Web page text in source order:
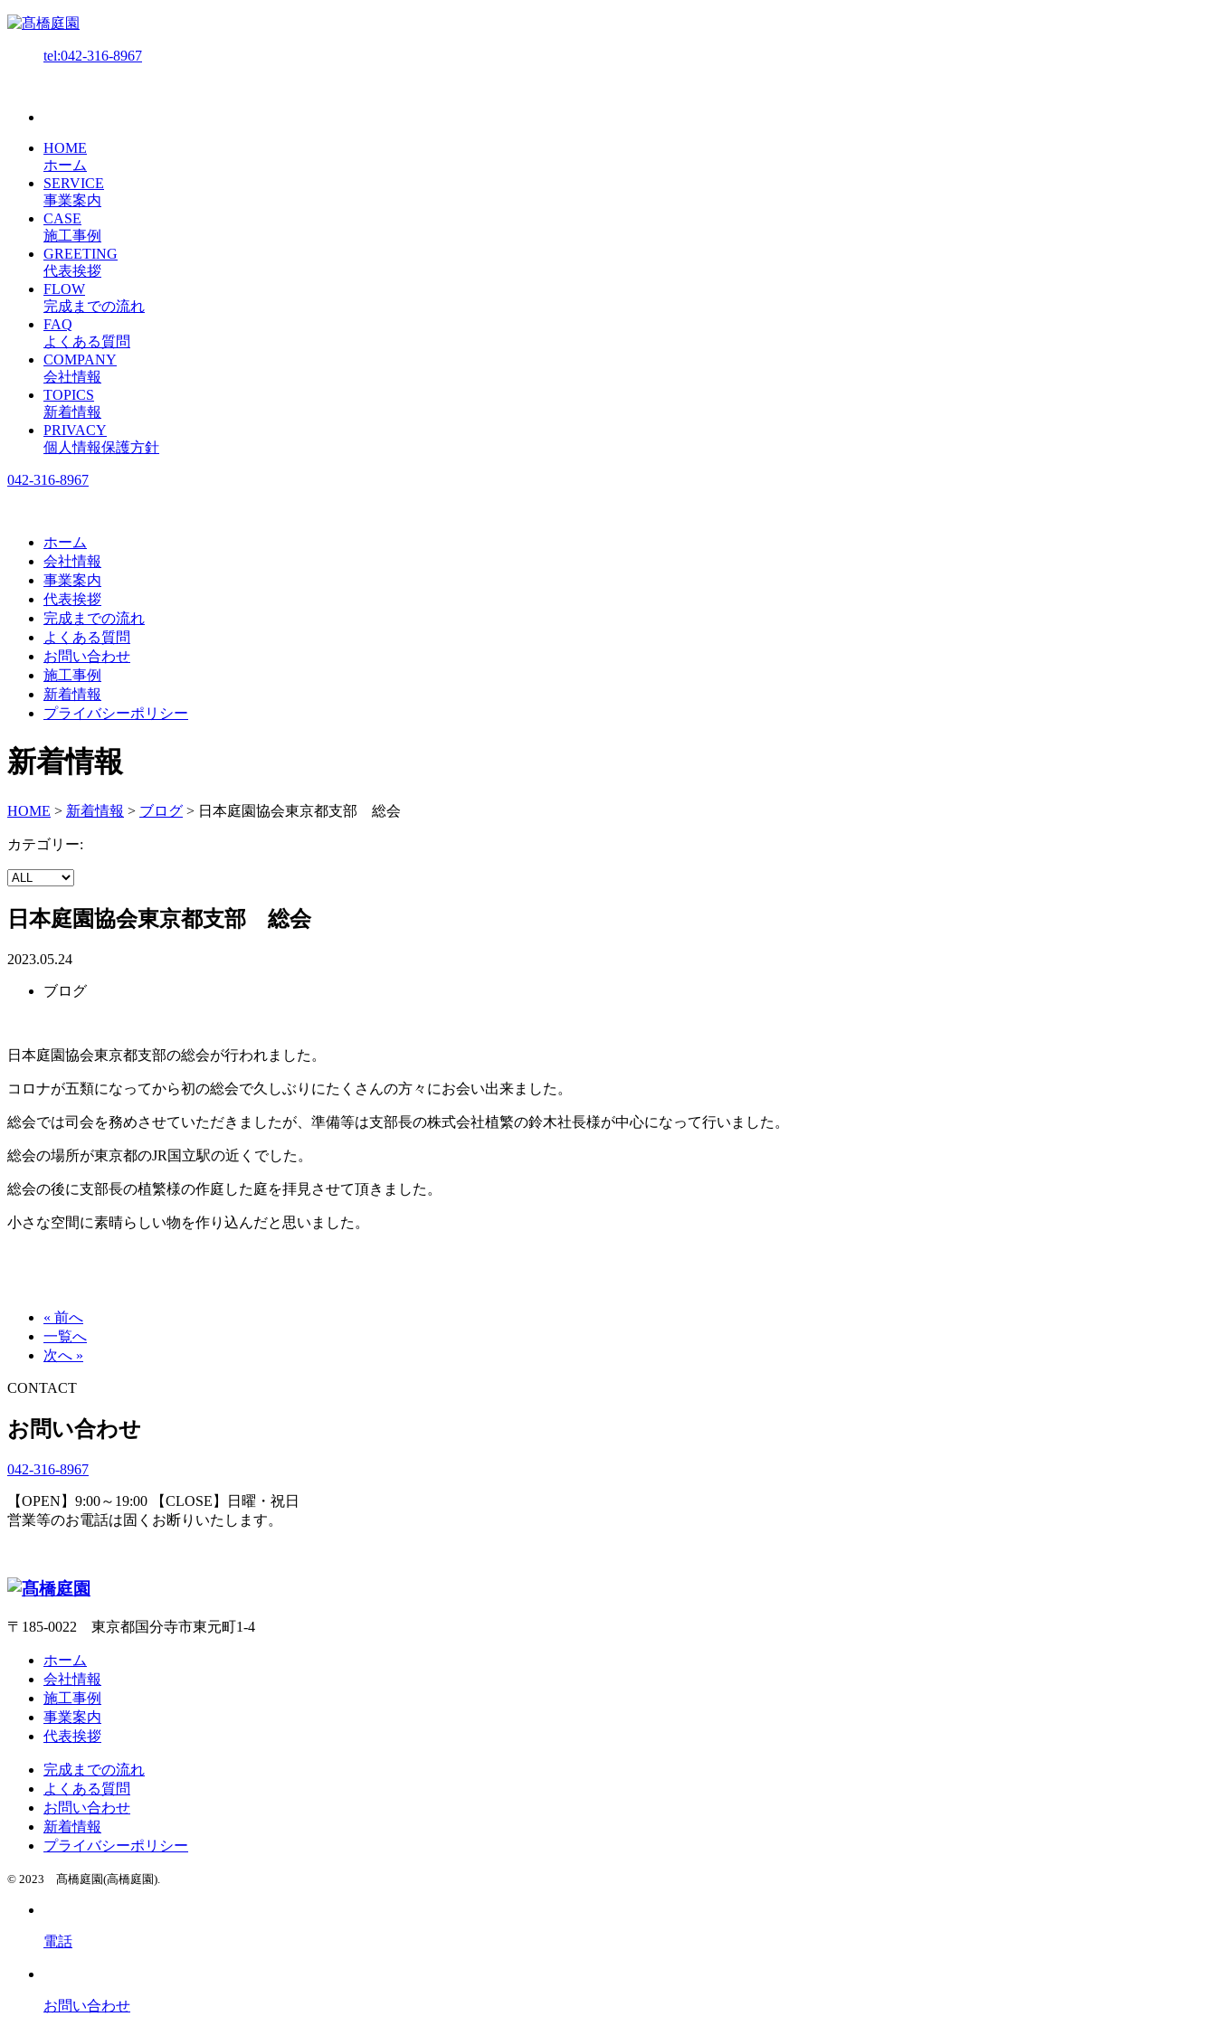
tel:042-316-8967
HOME
ホーム
SERVICE
事業案内
CASE
施工事例
GREETING
代表挨拶
FLOW
完成までの流れ
FAQ
よくある質問
COMPANY
会社情報
TOPICS
新着情報
PRIVACY
個人情報保護方針
042-316-8967
ホーム
会社情報
事業案内
代表挨拶
完成までの流れ
よくある質問
お問い合わせ
施工事例
新着情報
プライバシーポリシー
新着情報
HOME > 新着情報 > ブログ > 日本庭園協会東京都支部 総会
カテゴリー:
日本庭園協会東京都支部 総会
2023.05.24
ブログ
日本庭園協会東京都支部の総会が行われました。
コロナが五類になってから初の総会で久しぶりにたくさんの方々にお会い出来ました。
総会では司会を務めさせていただきましたが、準備等は支部長の株式会社植繁の鈴木社長様が中心になって行いました。
総会の場所が東京都のJR国立駅の近くでした。
総会の後に支部長の植繁様の作庭した庭を拝見させて頂きました。
小さな空間に素晴らしい物を作り込んだと思いました。
« 前へ
一覧へ
次へ »
CONTACT
お問い合わせ
042-316-8967
【OPEN】9:00～19:00 【CLOSE】日曜・祝日
営業等のお電話は固くお断りいたします。
〒185-0022 東京都国分寺市東元町1-4
ホーム
会社情報
施工事例
事業案内
代表挨拶
完成までの流れ
よくある質問
お問い合わせ
新着情報
プライバシーポリシー
© 2023 髙橋庭園(高橋庭園).
電話
お問い合わせ